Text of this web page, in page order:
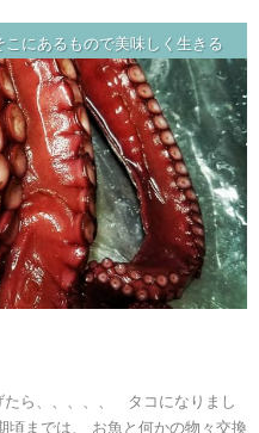
こにあるもので美味しく生きる
節の写真集
たら、、、、、 タコになりまし
頃までは、 お魚と何かの物々交換